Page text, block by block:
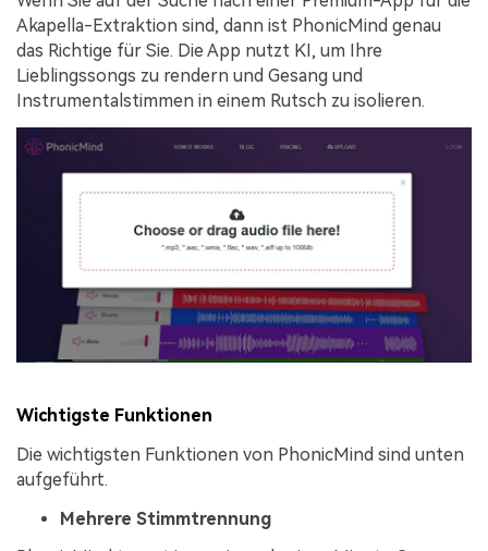
Akapella-Extraktion sind, dann ist PhonicMind genau
das Richtige für Sie. Die App nutzt KI, um Ihre
Lieblingssongs zu rendern und Gesang und
Instrumentalstimmen in einem Rutsch zu isolieren.
Wichtigste Funktionen
Die wichtigsten Funktionen von PhonicMind sind unten
aufgeführt.
Mehrere Stimmtrennung